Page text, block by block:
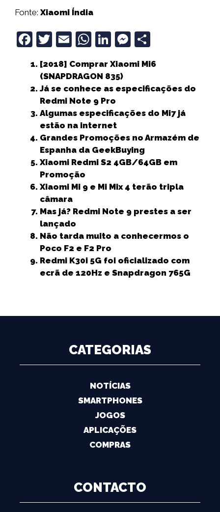
Fonte: Xiaomi Índia
F
c
e
b
o
o
k
T
it
t
e
r
E
ai
l
W
a
ts
A
p
p
Li
k
e
dI
n
M
ss
e
g
e
r
a
r
[2018] Comprar Xiaomi Mi6
(SNAPDRAGON 835)
Já se conhece as especificações do
Redmi Note 9 Pro
Algumas especificações do Mi7 já
estão na internet
Grandes Promoções no Armazém de
Espanha da GeekBuying
Xiaomi Redmi S2 4GB/64GB em
Promoção
Xiaomi Mi 9 e Mi Mix 4 terão tripla
câmara
Mas já? Redmi Note 9 prestes a ser
lançado
Não tarda muito a conhecermos o
Poco F2 e F2 Pro
Redmi K30i 5G foi oficializado com
ecrã de 120Hz e Snapdragon 765G
CATEGORIAS
NOTÍCIAS
SMARTPHONES
JOGOS
APLICAÇÕES
COMPRAS
CONTACTO